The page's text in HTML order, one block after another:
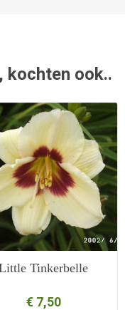
kochten ook..
Tinkerbelle
€ 7,50